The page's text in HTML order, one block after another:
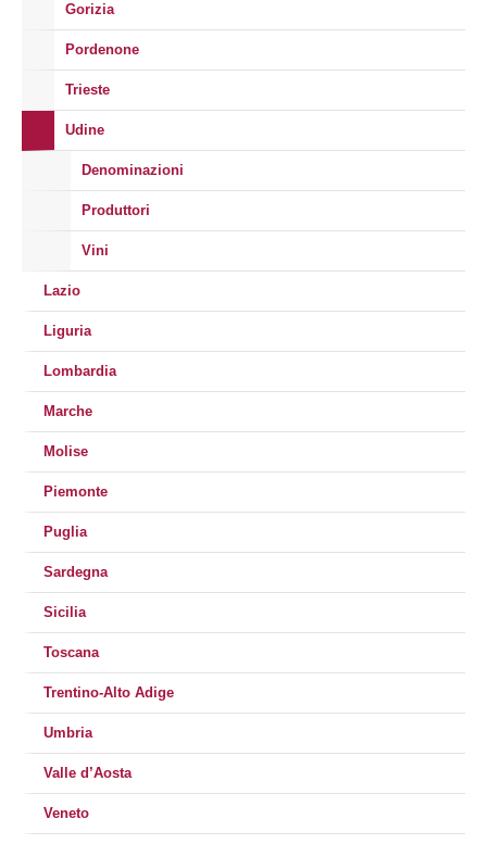
Gorizia
Pordenone
Trieste
Udine
Denominazioni
Produttori
Vini
Lazio
Liguria
Lombardia
Marche
Molise
Piemonte
Puglia
Sardegna
Sicilia
Toscana
Trentino-Alto Adige
Umbria
Valle d’Aosta
Veneto